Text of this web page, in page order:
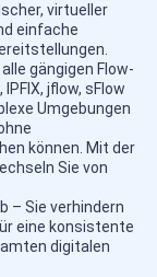
virtueller
einfache
gängigen Flow-
jflow, sFlow
Umgebungen
können. Mit der
Sie von
– Sie verhindern
eine konsistente
digitalen